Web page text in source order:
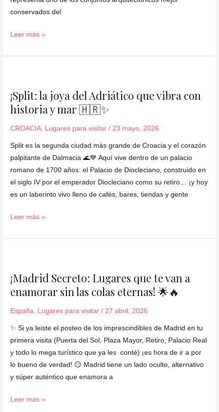
conservados del
Leer más »
¡Split: la joya del Adriático que vibra con
historia y mar 🇭🇷✨
CROACIA Lugares para visitar / 23 mayo, 2026
Split es la segunda ciudad más grande de Croacia y el corazón
palpitante de Dalmacia 🌊💙 Aquí vive dentro de un palacio
romano de 1700 años: el Palacio de Diocleciano, construido en
el siglo IV por el emperador Diocleciano como su retiro… ¡y hoy
es un laberinto vivo lleno de cafés, bares, tiendas y gente
joya
del
vibra
con
historia
y
mar
✨Leer más »
¡Madrid Secreto: Lugares que te van a
enamorar sin las colas eternas! 🌟🔥
España Lugares para visitar / 27 abril, 2026
✨ Si ya leiste el posteo de los imprescindibles de Madrid en tu
primera visita (Puerta del Sol, Plaza Mayor, Retiro, Palacio Real
y todo lo mega turístico que ya les conté) ¡es hora de ir a por
lo bueno de verdad! 😏 Madrid tiene un lado oculto, alternativo
y súper auténtico que enamora a
Lugares
que
van
a
enamorar
sin
las
colas
🌟Leer más »